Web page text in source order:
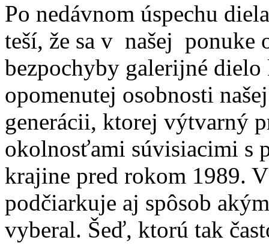
Po nedávnom úspechu
teší, že sa v našej ponuke
bezpochyby galerijné
opomenutej osobnosti
generácii, ktorej výtvarný
okolnosťami súvisiacimi s
krajine pred rokom 1989.
podčiarkuje aj spôsob
vyberal. Šeď, ktorú tak